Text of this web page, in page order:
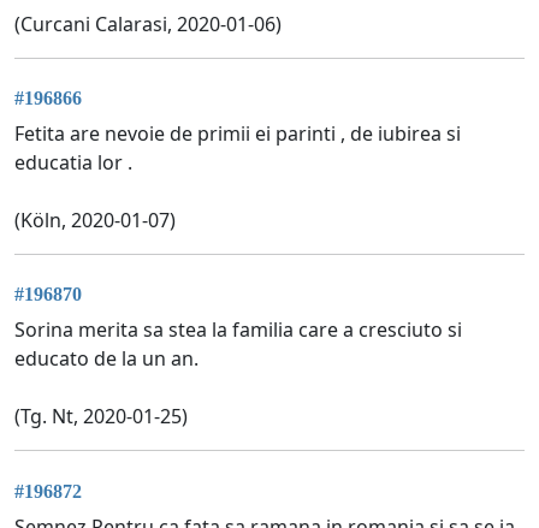
(Curcani Calarasi, 2020-01-06)
#196866
Fetita are nevoie de primii ei parinti , de iubirea si
educatia lor .
(Köln, 2020-01-07)
#196870
Sorina merita sa stea la familia care a cresciuto si
educato de la un an.
(Tg. Nt, 2020-01-25)
#196872